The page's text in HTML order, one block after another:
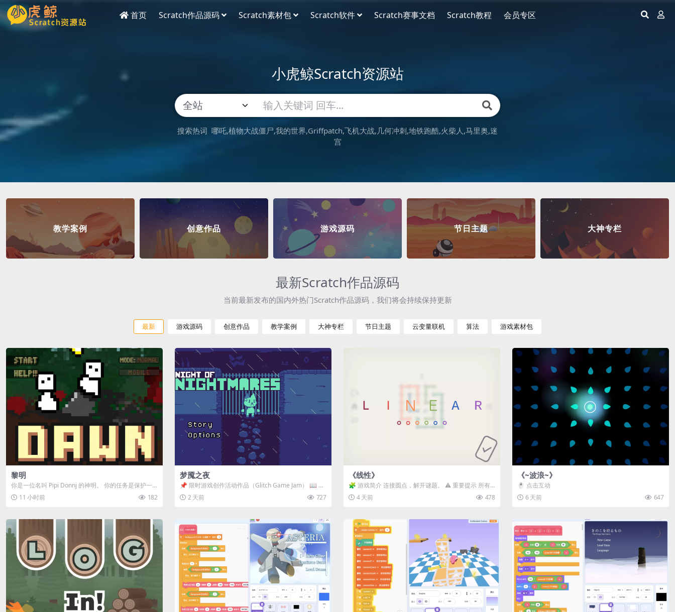
首页 Scratch作品源码 Scratch素材包 Scratch软件 Scratch赛事文档 Scratch教程 会员专区
小虎鲸Scratch资源站
搜索热词 哪吒 植物大战僵尸 我的世界 Griffpatch 飞机大战 几何冲刺 地铁跑酷 火柴人 马里奥 迷
宫
教学案例 创意作品 游戏源码 节日主题 大神专栏
最新Scratch作品源码
当前最新发布的国内外热门Scratch作品源码，我们将会持续保持更新
最新 游戏源码 创意作品 教学案例 大神专栏 节日主题 云变量联机 算法 游戏素材包
黎明
你是一位名叫 Pipi Donnj 的神明。 你的任务是保护一
群白色小人。 点击...
11 小时前 182
梦魇之夜
📌 限时游戏创作活动作品（Glitch Game Jam） 📖 故
事背景 怪物四...
2 天前 727
《线性》
🧩 游戏简介 连接圆点，解开谜题。 ⚠️ 重要提示 所有
关卡均可通关，请确保使用...
4 天前 478
《~波浪~》
🖱️ 点击互动
6 天前
647